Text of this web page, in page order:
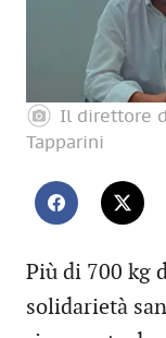
Il direttore
Tapparini
Più di 700 kg
solidarietà